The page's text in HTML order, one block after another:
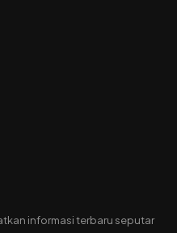
informasi terbaru seputar